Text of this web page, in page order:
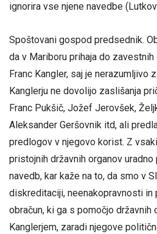
ignorira vse njene navedbe
Spoštovani gospod predsednik.
da v Mariboru prihaja do
Franc Kangler, saj je nerazumljivo
Kanglerju ne dovolijo zaslišanja
Franc Pukšič, Jožef Jerovšek,
Aleksander Geršovnik itd, ali
predlogov v njegovo korist. Z
pristojnih državnih organov
navedb, kar kaže na to, da smo v
diskreditaciji, neenakopravnosti in
obračun, ki ga s pomočjo državnih
Kanglerjem, zaradi njegove